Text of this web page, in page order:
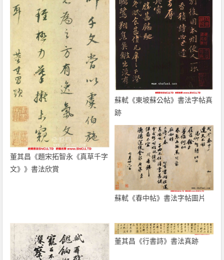
董其昌《題宋拓智永《真草千字
文》》書法欣賞
蘇軾《東坡蘇公帖》書法字帖真
跡
蘇軾《春中帖》書法字帖圖片
董其昌《行書詩》書法真跡